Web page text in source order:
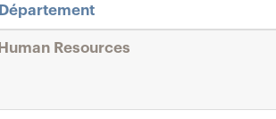
Département
Human Resources